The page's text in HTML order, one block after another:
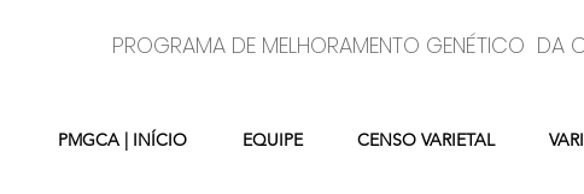
PROGRAMA DE MELHORAMENTO GENÉTICO
PMGCA | INÍCIO EQUIPE CENSO VARIETAL